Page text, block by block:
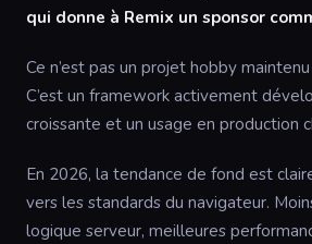
qui donne à Remix un sponsor
Ce n’est pas un projet hobby
C’est un framework activement
croissante et un usage en production
En 2026, la tendance de fond est
vers les standards du navigateur.
logique serveur, meilleures